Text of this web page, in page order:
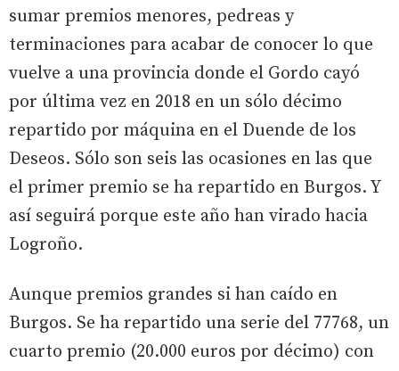
sumar premios menores, pedreas y
terminaciones para acabar de conocer lo que
vuelve a una provincia donde el Gordo cayó
por última vez en 2018 en un sólo décimo
repartido por máquina en el Duende de los
Deseos. Sólo son seis las ocasiones en las que
el primer premio se ha repartido en Burgos. Y
así seguirá porque este año han virado hacia
Logroño.
Aunque premios grandes si han caído en
Burgos. Se ha repartido una serie del 77768, un
cuarto premio (20.000 euros por décimo) con